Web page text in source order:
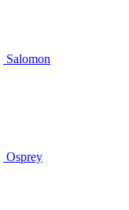
Salomon
Osprey